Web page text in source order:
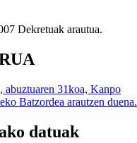
Dekretuak arautua.
31koa, Kanpo
Batzordea arautzen duena.
datuak